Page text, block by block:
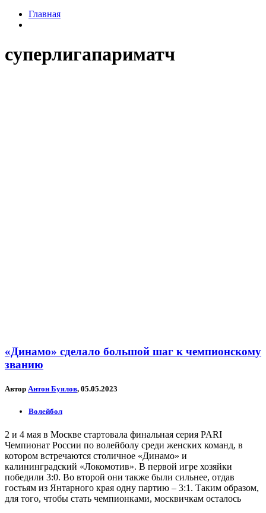
Главная
суперлигапариматч
«Динамо» сделало большой шаг к чемпионскому
званию
Автор Антон Буялов, 05.05.2023
Волейбол
2 и 4 мая в Москве стартовала финальная серия PARI
Чемпионат России по волейболу среди женских команд, в
котором встречаются столичное «Динамо» и
калининградский «Локомотив». В первой игре хозяйки
победили 3:0. Во второй они также были сильнее, отдав
гостьям из Янтарного края одну партию – 3:1. Таким образом,
для того, чтобы стать чемпионками, москвичкам осталось